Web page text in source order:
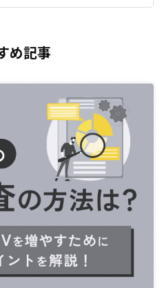
め記事